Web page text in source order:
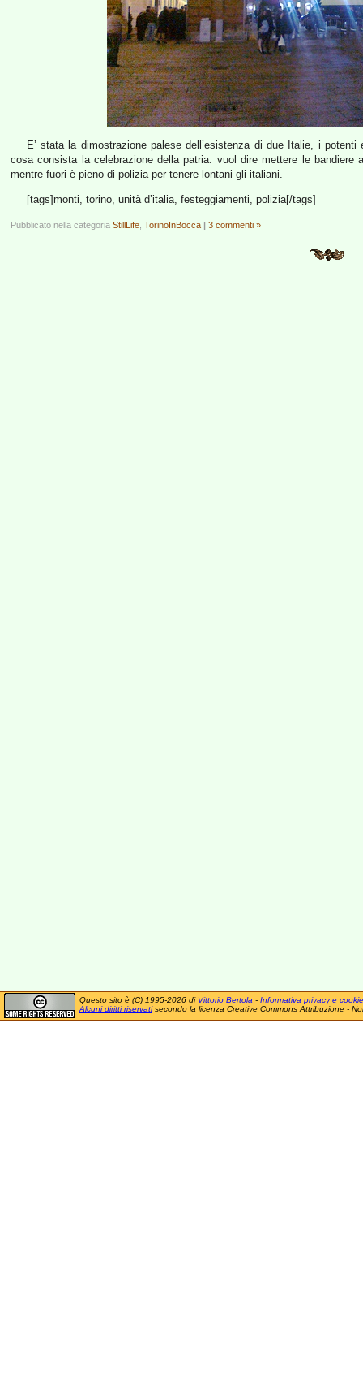
E’ stata la dimostrazione palese dell’esistenza di due Italie, i
cosa consista la celebrazione della patria: vuol dire mettere le
mentre fuori è pieno di polizia per tenere lontani gli italiani.
[tags]monti, torino, unità d’italia, festeggiamenti, polizia[/tags]
Pubblicato nella categoria StillLife TorinoInBocca | 3 commenti »
Questo sito è (C) 1995-2026 di Vittorio Bertola - Informativa privacy e cookie
Alcuni diritti riservatisecondo la licenza Creative Commons Attribuzione -